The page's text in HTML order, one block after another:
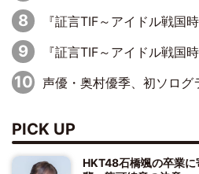
『証言TIF～アイドル戦国時代とはなんだったのか～』第11回：私立恵比寿中学・真山りか×安本彩花「TIFで
『証言TIF～アイドル戦国時代とはなんだったのか～』第6回：でんぱ組.inc・古川未鈴×相沢梨紗「『ハロプロやり
声優・奥村優季、初ソログラビアで初ソロ表紙を飾る！ 初めて見せる表情や
PICK UP
HKT48石橋颯の卒業